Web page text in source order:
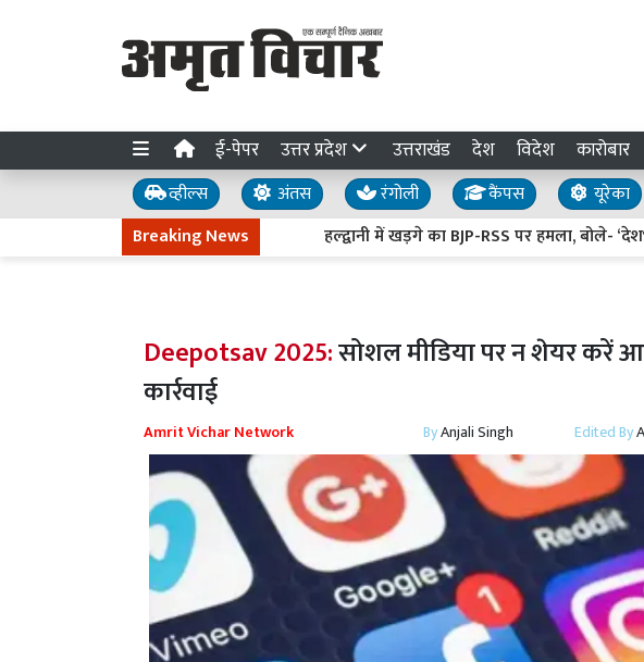
ई-पेपर उत्तर प्रदेश उत्तराखंड देश विदेश कारोबार
व्हील्स अंतस रंगोली कैंपस यूरेका
Breaking News
हल्द्वानी में खड़गे का BJP-RSS पर हमला, बोले-
Deepotsav 2025:सोशल मीडिया पर न शेयर करें
कार्रवाई
Amrit Vichar Network ByAnjali Singh Edited By